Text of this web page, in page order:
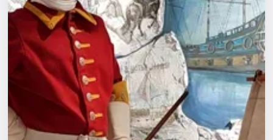
Города
Площадки
Артисты
Рейтинги